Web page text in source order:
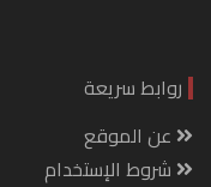
روابط سريعة
عن الموقع
شروط الإستخدام